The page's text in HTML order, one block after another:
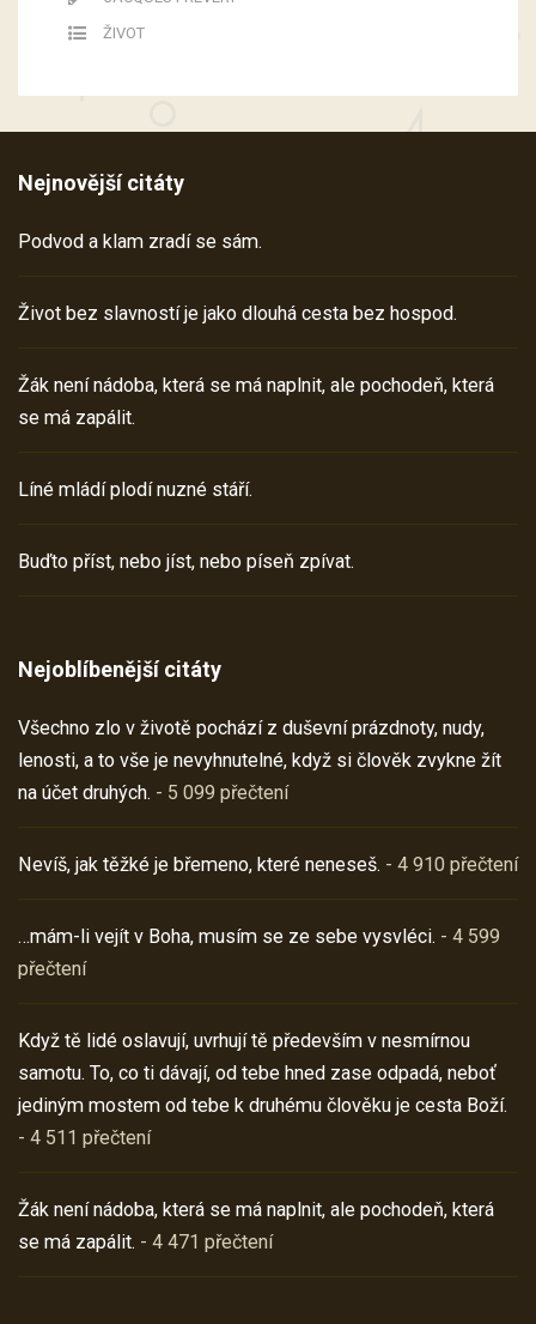
ŽIVOT
Nejnovější citáty
Podvod a klam zradí se sám.
Život bez slavností je jako dlouhá cesta bez hospod.
Žák není nádoba, která se má naplnit, ale pochodeň, která
se má zapálit.
Líné mládí plodí nuzné stáří.
Buďto příst, nebo jíst, nebo píseň zpívat.
Nejoblíbenější citáty
Všechno zlo v životě pochází z duševní prázdnoty, nudy,
lenosti, a to vše je nevyhnutelné, když si člověk zvykne žít
na účet druhých. - 5 099 přečtení
Nevíš, jak těžké je břemeno, které neneseš. - 4 910 přečtení
…mám-li vejít v Boha, musím se ze sebe vysvléci. - 4 599
přečtení
Když tě lidé oslavují, uvrhují tě především v nesmírnou
samotu. To, co ti dávají, od tebe hned zase odpadá, neboť
jediným mostem od tebe k druhému člověku je cesta Boží.
- 4 511 přečtení
Žák není nádoba, která se má naplnit, ale pochodeň, která
se má zapálit. - 4 471 přečtení